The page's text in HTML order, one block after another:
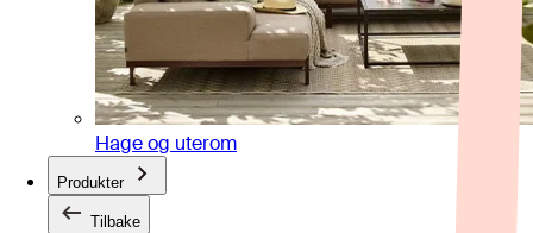
Hage og uterom
Produkter
Tilbake